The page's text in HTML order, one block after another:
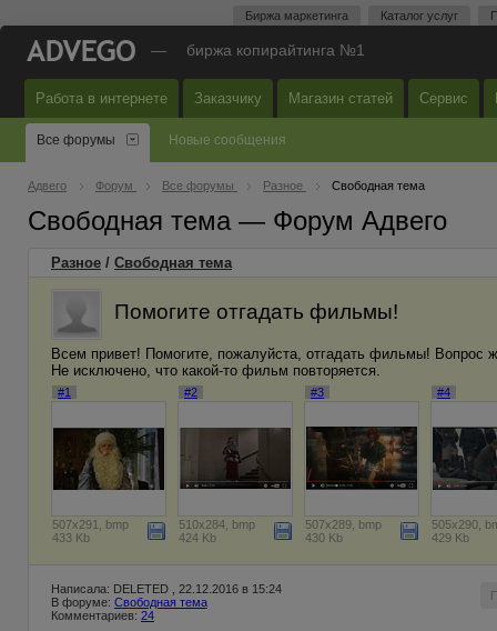
Биржа маркетинга Каталог услуг
— биржа копирайтинга №1
Работа в интернете Заказчику Магазин статей Сервис
Все форумы Новые сообщения
Адвего Форум Все форумы Разное Свободная тема
Свободная тема — Форум Адвего
Разное / Свободная тема
Помогите отгадать фильмы!
Всем привет! Помогите, пожалуйста, отгадать фильмы! Вопрос
Не исключено, что какой-то фильм повторяется.
#1
507x291, bmp
433 Kb
#2
510x284, bmp
424 Kb
#3
507x289, bmp
430 Kb
#4
505x290,
429 Kb
Написала: DELETED , 22.12.2016 в 15:24
В форуме: Свободная тема
Комментариев: 24